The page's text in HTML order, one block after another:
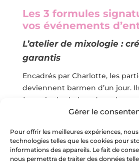
Gérer le
Pour offrir les meilleures expériences,
technologies telles que les cookies pour
informations des appareils. Le fait de
nous permettra de traiter des données
Les 3 formules
vos événements
L’atelier de mixologie :
garantis
Encadrés par Charlotte, les
deviennent barmen d’un jour.
à manier le shaker, doser les
leurs propres recettes.
Ainsi, cet atelier de mixologie
simple parenthèse de détente
aventure collective.